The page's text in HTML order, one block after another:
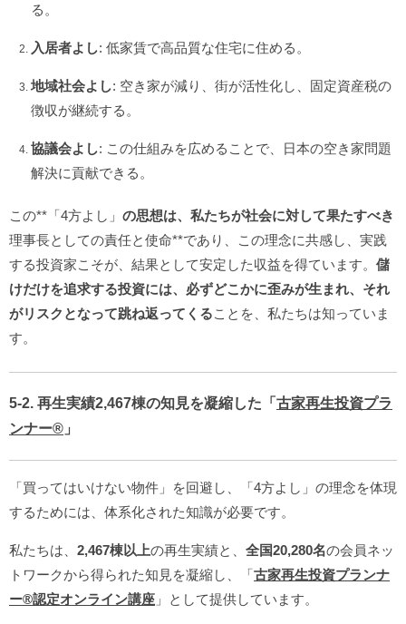
る。
入居者よし: 低家賃で高品質な住宅に住める。
地域社会よし: 空き家が減り、街が活性化し、固定資産税の
徴収が継続する。
協議会よし: この仕組みを広めることで、日本の空き家問題
解決に貢献できる。
この**「4方よし」 の思想は、私たちが社会に対して果たすべき
理事長としての責任と使命**であり、この理念に共感し、実践
する投資家こそが、結果として安定した収益を得ています。 儲
けだけを追求する投資には、必ずどこかに歪みが生まれ、それ
がリスクとなって跳ね返ってくることを、私たちは知っていま
す。
5-2. 再生実績2,467棟の知見を凝縮した「 古家再生投資プラ
ンナー®️ 」
「買ってはいけない物件」を回避し、「4方よし」の理念を体現
するためには、体系化された知識が必要です。
私たちは、 2,467棟以上の再生実績と、 全国20,280名の会員ネッ
トワークから得られた知見を凝縮し、「古家再生投資プランナ
ー®️認定オンライン講座 」として提供しています。